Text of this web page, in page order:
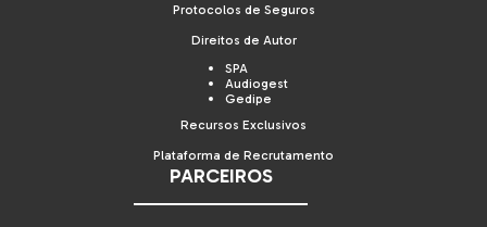
Protocolos de Seguros
Direitos de Autor
SPA
Audiogest
Gedipe
Recursos Exclusivos
Plataforma de Recrutamento
PARCEIROS